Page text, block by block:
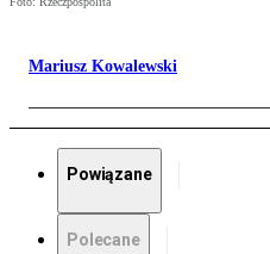
Mariusz Kowalewski
Powiązane
Polecane